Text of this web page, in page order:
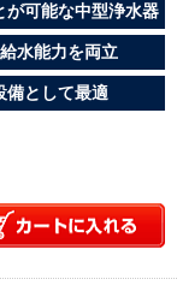
が可能な中型浄水器
水能力を両立
備として最適